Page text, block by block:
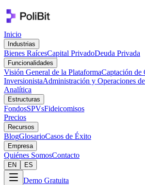
Inicio
Industrias
Bienes RaícesCapital PrivadoDeuda Privada
Funcionalidades
Visión General de la PlataformaCaptación de
InversionistaAdministración y Operaciones
Analítica
Estructuras
FondosSPVsFideicomisos
Precios
Recursos
BlogGlosarioCasos de Éxito
Empresa
Quiénes SomosContacto
EN ES
Demo Gratuita